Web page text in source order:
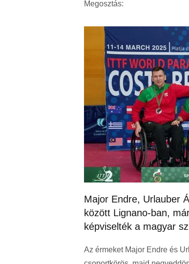
Megosztás:
Major Endre, Urlauber
között Lignano-ban,
képviselték a magyar
Az érmeket Major Endre és